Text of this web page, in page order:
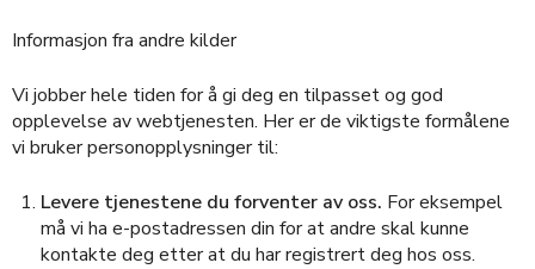
Informasjon fra andre kilder
Vi jobber hele tiden for å gi deg en tilpasset og god
opplevelse av webtjenesten. Her er de viktigste formålene
vi bruker personopplysninger til:
Levere tjenestene du forventer av oss. For eksempel
må vi ha e-postadressen din for at andre skal kunne
kontakte deg etter at du har registrert deg hos oss.